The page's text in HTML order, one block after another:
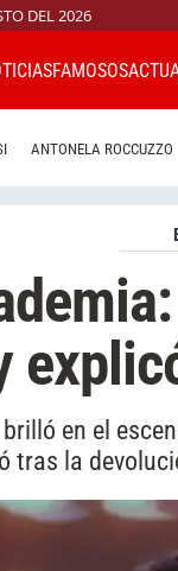
DEL 2026
FAMOSOS
ANTONELA ROCCUZZO
en el
tras la